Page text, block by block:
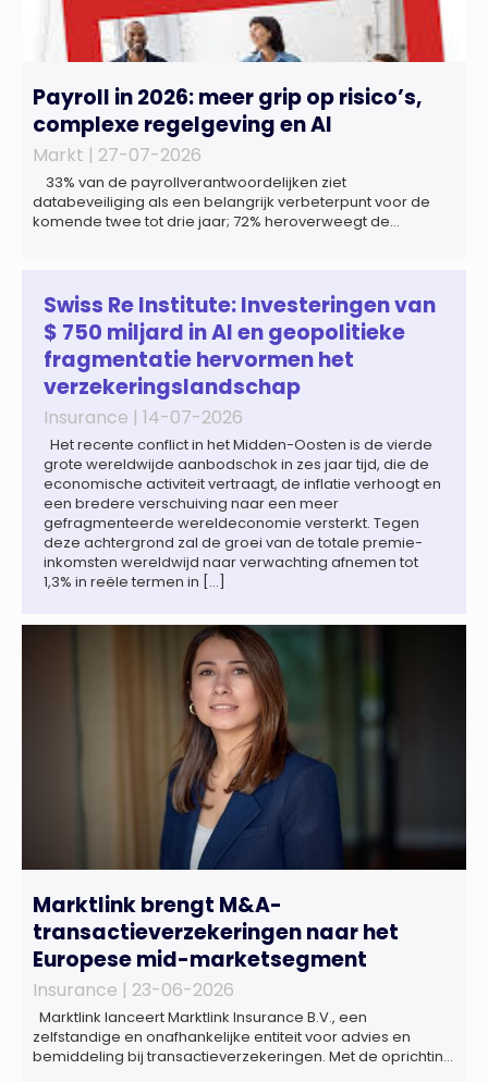
Payroll in 2026: meer grip op risico’s,
complexe regelgeving en AI
Markt | 27-07-2026
33% van de payrollverantwoordelijken ziet
databeveiliging als een belangrijk verbeterpunt voor de
komende twee tot drie jaar; 72% heroverweegt de
zich steeds vaker tot een zelfstandige bedrijfsfunctie: bij
43% van […]
Swiss Re Institute: Investeringen van
$ 750 miljard in AI en geopolitieke
fragmentatie hervormen het
verzekeringslandschap
Insurance | 14-07-2026
Het recente conflict in het Midden-Oosten is de vierde
grote wereldwijde aanbodschok in zes jaar tijd, die de
economische activiteit vertraagt, de inflatie verhoogt en
een bredere verschuiving naar een meer
gefragmenteerde wereldeconomie versterkt. Tegen
deze achtergrond zal de groei van de totale premie-
inkomsten wereldwijd naar verwachting afnemen tot
1,3% in reële termen in […]
Marktlink brengt M&A-
transactieverzekeringen naar het
Europese mid-marketsegment
Insurance | 23-06-2026
Marktlink lanceert Marktlink Insurance B.V., een
zelfstandige en onafhankelijke entiteit voor advies en
bemiddeling bij transactieverzekeringen. Met de oprichting